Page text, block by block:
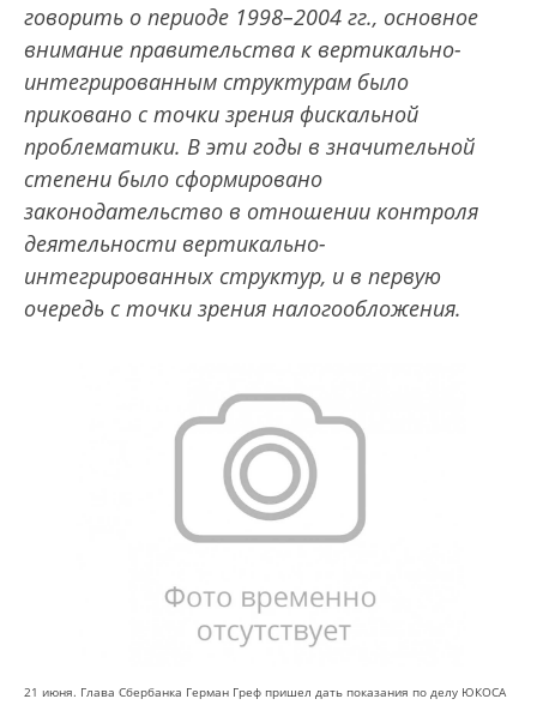
говорить о периоде 1998–2004 гг., основное
внимание правительства к вертикально-
интегрированным структурам было
приковано с точки зрения фискальной
проблематики. В эти годы в значительной
степени было сформировано
законодательство в отношении контроля
деятельности вертикально-
интегрированных структур, и в первую
очередь с точки зрения налого­обложения.
21 июня. Глава Сбербанка Герман Греф пришел дать показания по делу ЮКОСА